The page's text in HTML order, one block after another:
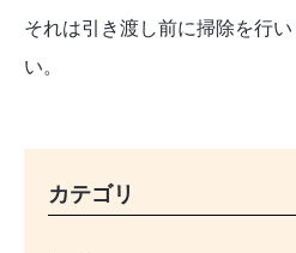
それは引き渡し前に掃除を行
い。
カテゴリ